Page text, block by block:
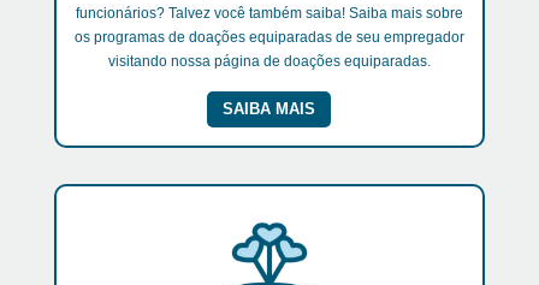
funcionários? Talvez você também saiba! Saiba mais sobre
os programas de doações equiparadas de seu empregador
visitando nossa página de doações equiparadas.
SAIBA MAIS